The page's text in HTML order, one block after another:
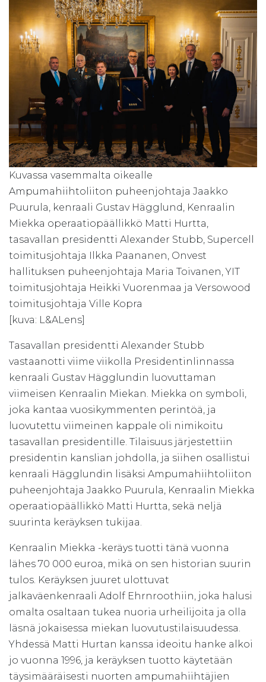
Kuvassa vasemmalta oikealle
Ampumahiihtoliiton puheenjohtaja Jaakko
Puurula, kenraali Gustav Hägglund, Kenraalin
Miekka operaatiopäällikkö Matti Hurtta,
tasavallan presidentti Alexander Stubb, Supercell
toimitusjohtaja Ilkka Paananen, Onvest
hallituksen puheenjohtaja Maria Toivanen, YIT
toimitusjohtaja Heikki Vuorenmaa ja Versowood
toimitusjohtaja Ville Kopra
[kuva: L&ALens]
Tasavallan presidentti Alexander Stubb
vastaanotti viime viikolla Presidentinlinnassa
kenraali Gustav Hägglundin luovuttaman
viimeisen Kenraalin Miekan. Miekka on symboli,
joka kantaa vuosikymmenten perintöä, ja
luovutettu viimeinen kappale oli nimikoitu
tasavallan presidentille. Tilaisuus järjestettiin
presidentin kanslian johdolla, ja siihen osallistui
kenraali Hägglundin lisäksi Ampumahiihtoliiton
puheenjohtaja Jaakko Puurula, Kenraalin Miekka
operaatiopäällikkö Matti Hurtta, sekä neljä
suurinta keräyksen tukijaa.
Kenraalin Miekka -keräys tuotti tänä vuonna
lähes 70 000 euroa, mikä on sen historian suurin
tulos. Keräyksen juuret ulottuvat
jalkaväenkenraali Adolf Ehrnroothiin, joka halusi
omalta osaltaan tukea nuoria urheilijoita ja olla
läsnä jokaisessa miekan luovutustilaisuudessa.
Yhdessä Matti Hurtan kanssa ideoitu hanke alkoi
jo vuonna 1996, ja keräyksen tuotto käytetään
täysimääräisesti nuorten ampumahiihtäjien